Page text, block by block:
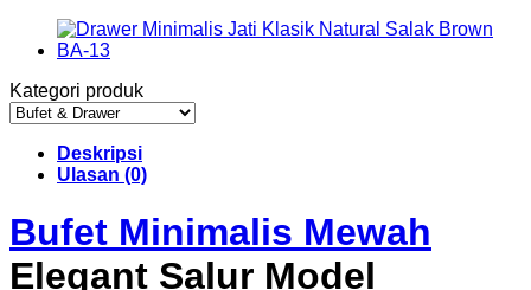
Kategori produk
Deskripsi
Ulasan (0)
Bufet Minimalis Mewah
Elegant Salur Model